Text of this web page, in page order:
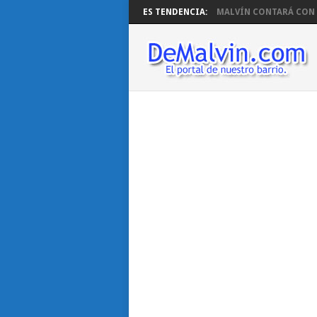
ES TENDENCIA: MALVÍN CONTARÁ CON